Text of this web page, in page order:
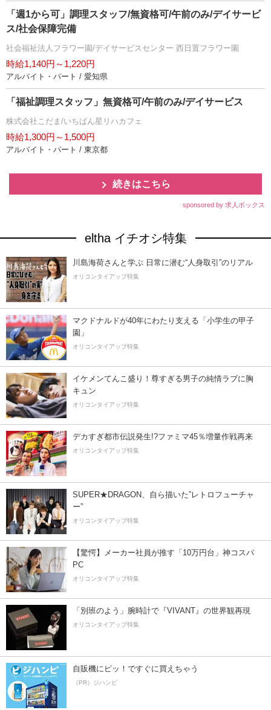
「週1から可」調理スタッフ/無資格可/午前のみ/デイサービ
ス/社会保障完備
社会福祉法人フラワー園/デイサービスセンター 西日置フラワー園
時給1,140円～1,220円
アルバイト・パート / 愛知県
「福祉調理スタッフ」無資格可/午前のみ/デイサービス
株式会社こだま/いちばん星リハカフェ
時給1,300円～1,500円
アルバイト・パート / 東京都
続きはこちら
sponsored by 求人ボックス
eltha イチオシ特集
川島海荷さんと学ぶ 日常に潜む“人身取引”のリアル
オリコンタイアップ特集
マクドナルドが40年にわたり支える「小学生の甲子
園」
オリコンタイアップ特集
イケメンてんこ盛り！尊すぎる男子の純情ラブに胸
キュン
オリコンタイアップ特集
デカすぎ都市伝説発生!?ファミマ45％増量作戦再来
オリコンタイアップ特集
SUPER★DRAGON、自ら描いた”レトロフューチャ
ー”
オリコンタイアップ特集
【驚愕】メーカー社員が推す「10万円台」神コスパ
PC
オリコンタイアップ特集
「別班のよう」腕時計で『VIVANT』の世界観再現
オリコンタイアップ特集
自販機にピッ！ですぐに買えちゃう
（PR）ジハンピ